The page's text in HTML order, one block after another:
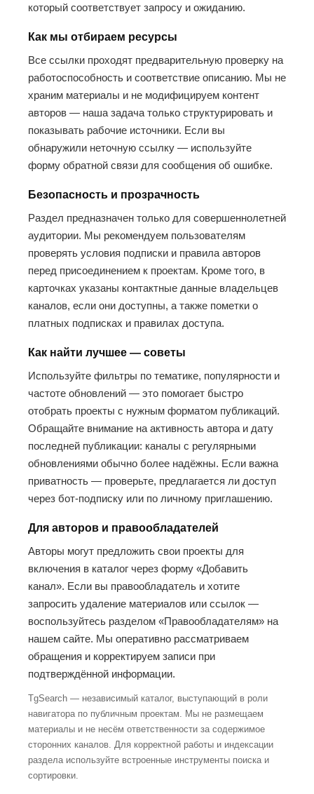
который соответствует запросу и ожиданию.
Как мы отбираем ресурсы
Все ссылки проходят предварительную проверку на
работоспособность и соответствие описанию. Мы не
храним материалы и не модифицируем контент
авторов — наша задача только структурировать и
показывать рабочие источники. Если вы
обнаружили неточную ссылку — используйте
форму обратной связи для сообщения об ошибке.
Безопасность и прозрачность
Раздел предназначен только для совершеннолетней
аудитории. Мы рекомендуем пользователям
проверять условия подписки и правила авторов
перед присоединением к проектам. Кроме того, в
карточках указаны контактные данные владельцев
каналов, если они доступны, а также пометки о
платных подписках и правилах доступа.
Как найти лучшее — советы
Используйте фильтры по тематике, популярности и
частоте обновлений — это помогает быстро
отобрать проекты с нужным форматом публикаций.
Обращайте внимание на активность автора и дату
последней публикации: каналы с регулярными
обновлениями обычно более надёжны. Если важна
приватность — проверьте, предлагается ли доступ
через бот-подписку или по личному приглашению.
Для авторов и правообладателей
Авторы могут предложить свои проекты для
включения в каталог через форму «Добавить
канал». Если вы правообладатель и хотите
запросить удаление материалов или ссылок —
воспользуйтесь разделом «Правообладателям» на
нашем сайте. Мы оперативно рассматриваем
обращения и корректируем записи при
подтверждённой информации.
TgSearch — независимый каталог, выступающий в роли
навигатора по публичным проектам. Мы не размещаем
материалы и не несём ответственности за содержимое
сторонних каналов. Для корректной работы и индексации
раздела используйте встроенные инструменты поиска и
сортировки.